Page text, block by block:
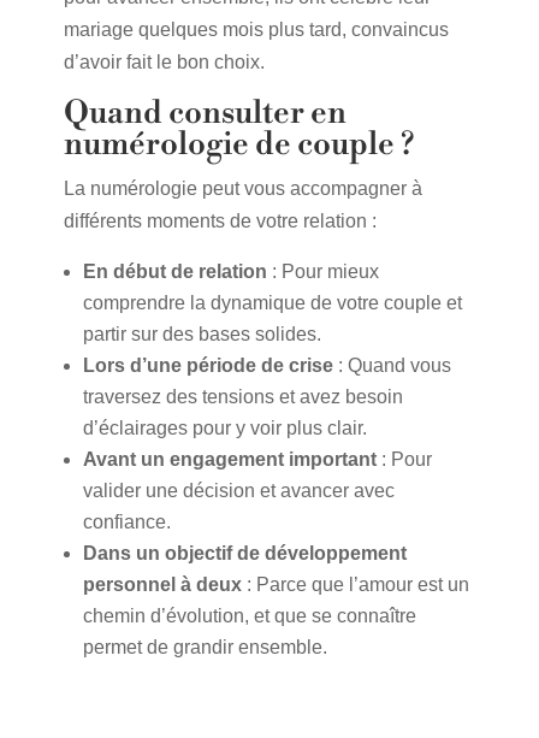
mariage quelques mois plus tard, convaincus
d’avoir fait le bon choix.
Quand consulter en
numérologie de couple ?
La numérologie peut vous accompagner à
différents moments de votre relation :
En début de relation : Pour mieux
comprendre la dynamique de votre couple et
partir sur des bases solides.
Lors d’une période de crise: Quand vous
traversez des tensions et avez besoin
d’éclairages pour y voir plus clair.
Avant un engagement important: Pour
valider une décision et avancer avec
confiance.
Dans un objectif de développement
personnel à deux: Parce que l’amour est un
chemin d’évolution, et que se connaître
permet de grandir ensemble.